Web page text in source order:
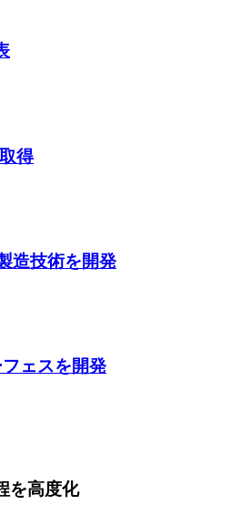
得
造技術を開発
ェスを開発
を高度化